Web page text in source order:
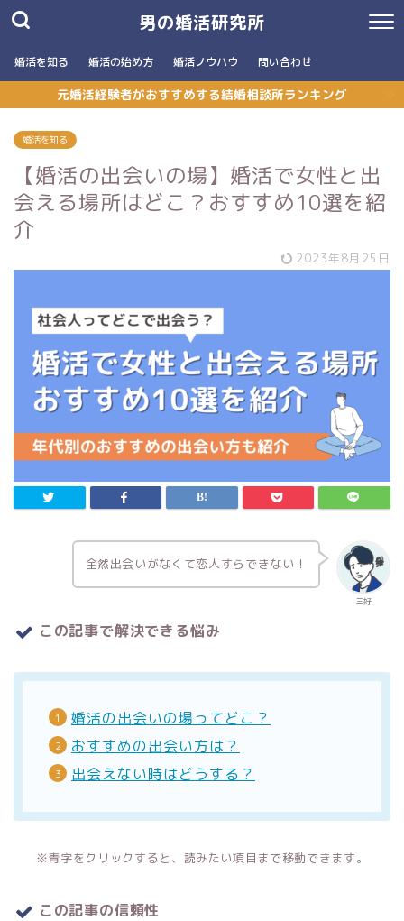
男の婚活研究所
婚活を知る 婚活の始め方 婚活ノウハウ 問い合わせ
元婚活経験者がおすすめする結婚相談所ランキング
婚活を知る
【婚活の出会いの場】婚活で女性と出
会える場所はどこ？おすすめ10選を紹
介
2023年8月25日
三好
全然出会いがなくて恋人すらできない！
この記事で解決できる悩み
婚活の出会いの場ってどこ？
おすすめの出会い方は？
出会えない時はどうする？
※青字をクリックすると、読みたい項目まで移動できます。
この記事の信頼性